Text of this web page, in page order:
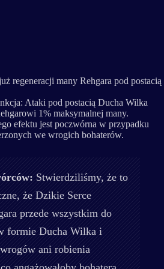
regeneracji many Rehgara pod postacią
Ataki pod postacią Ducha Wilka
1% maksymalnej many.
efektu jest poczwórna w przypadku
we wrogich bohaterów.
Stwierdziliśmy, że to
że Dzikie Serce
przede wszystkim do
formie Ducha Wilka i
ani robienia